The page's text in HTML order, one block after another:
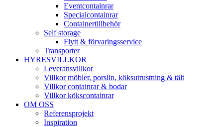
Eventcontainrar
Specialcontainrar
Containertillbehör
Self storage
Flytt & förvaringsservice
Transporter
HYRESVILLKOR
Leveransvillkor
Villkor möbler, porslin, köksutrustning & tält
Villkor containrar & bodar
Villkor kökscontainrar
OM OSS
Referensprojekt
Inspiration